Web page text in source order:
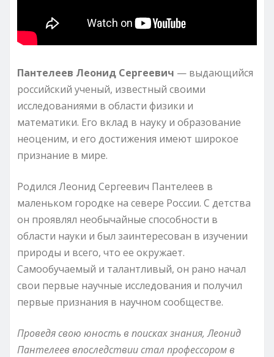
Пантелеев Леонид Сергеевич — выдающийся
российский ученый, известный своими
исследованиями в области физики и
математики. Его вклад в науку и образование
неоценим, и его достижения имеют широкое
признание в мире.
Родился Леонид Сергеевич Пантелеев в
маленьком городке на севере России. С детства
он проявлял необычайные способности в
области науки и был заинтересован в изучении
природы и всего, что ее окружает.
Самообучаемый и талантливый, он рано начал
свои первые научные исследования и получил
первые признания в научном сообществе.
Проведя свою юность в поисках знания, Леонид
Пантелеев впоследствии стал профессором в